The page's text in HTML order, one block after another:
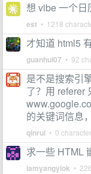
想 vibe 一个日
est • 1218
才知道 html5
guanhui07 • 92
是不是搜索引
了？用 referer
的关键词信息
qinrui • 0
求一些 HTML
iamyangyiok •